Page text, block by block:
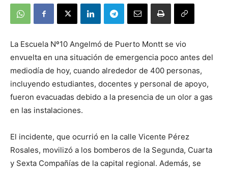
La Escuela Nº10 Angelmó de Puerto Montt se vio
envuelta en una situación de emergencia poco antes del
mediodía de hoy, cuando alrededor de 400 personas,
incluyendo estudiantes, docentes y personal de apoyo,
fueron evacuadas debido a la presencia de un olor a gas
en las instalaciones.
El incidente, que ocurrió en la calle Vicente Pérez
Rosales, movilizó a los bomberos de la Segunda, Cuarta
y Sexta Compañías de la capital regional. Además, se